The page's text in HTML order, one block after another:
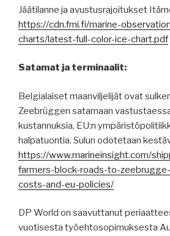
Jäätilanne ja avustusrajoitukset
https://cdn.fmi.fi/marine-
charts/latest-full-color-ice-chart.pdf
Satamat ja terminaalit:
Belgialaiset maanviljelijät ovat
Zeebrüggen satamaan
kustannuksia, EU:n
halpatuontia. Sulun odotetaan
https://www.marineinsight.com/
farmers-block-roads-to-
costs-and-eu-policies/
DP World on saavuttanut
vuotisesta työehtosopimuksesta